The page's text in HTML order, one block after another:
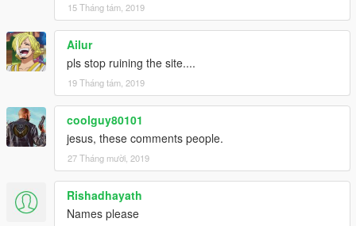
15 Tháng tám, 2019
Ailur
pls stop ruining the site....
19 Tháng tám, 2019
coolguy80101
jesus, these comments people.
27 Tháng mười, 2019
Rishadhayath
Names please